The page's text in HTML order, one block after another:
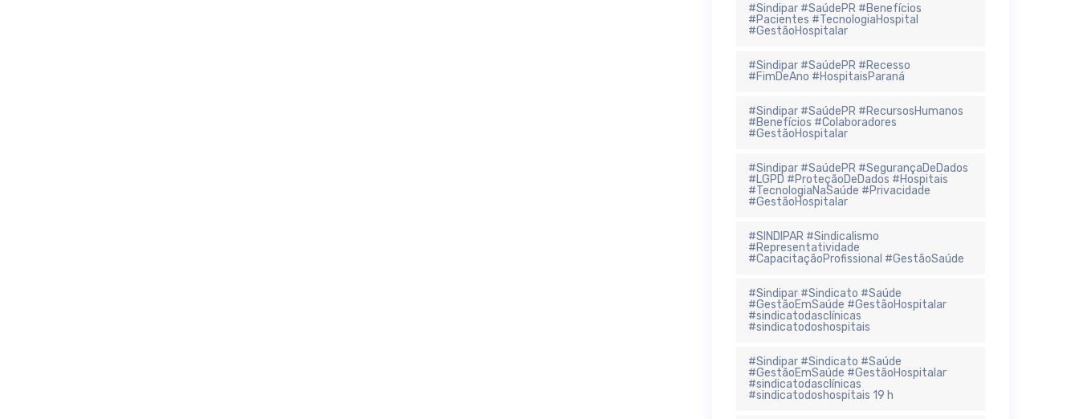
#Sindipar #SaúdePR #Benefícios
#Pacientes #TecnologiaHospital
#GestãoHospitalar
#Sindipar #SaúdePR #Recesso
#FimDeAno #HospitaisParaná
#Sindipar #SaúdePR #RecursosHumanos
#Benefícios #Colaboradores
#GestãoHospitalar
#Sindipar #SaúdePR #SegurançaDeDados
#LGPD #ProteçãoDeDados #Hospitais
#TecnologiaNaSaúde #Privacidade
#GestãoHospitalar
#SINDIPAR #Sindicalismo
#Representatividade
#CapacitaçãoProfissional #GestãoSaúde
#Sindipar #Sindicato #Saúde
#GestãoEmSaúde #GestãoHospitalar
#sindicatodasclínicas
#sindicatodoshospitais
#Sindipar #Sindicato #Saúde
#GestãoEmSaúde #GestãoHospitalar
#sindicatodasclínicas
#sindicatodoshospitais 19 h